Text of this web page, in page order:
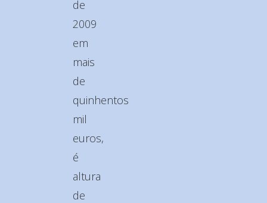
de
2009
em
mais
de
quinhentos
mil
euros,
é
altura
de